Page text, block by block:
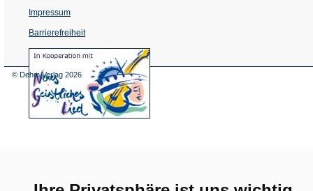
Impressum
Barrierefreiheit
(Öffnet
in
© Dehm Verlag 2026